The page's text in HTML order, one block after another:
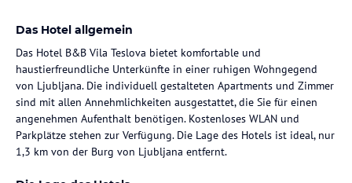
Das Hotel allgemein
Das Hotel B&B Vila Teslova bietet komfortable und
haustierfreundliche Unterkünfte in einer ruhigen Wohngegend
von Ljubljana. Die individuell gestalteten Apartments und Zimmer
sind mit allen Annehmlichkeiten ausgestattet, die Sie für einen
angenehmen Aufenthalt benötigen. Kostenloses WLAN und
Parkplätze stehen zur Verfügung. Die Lage des Hotels ist ideal, nur
1,3 km von der Burg von Ljubljana entfernt.